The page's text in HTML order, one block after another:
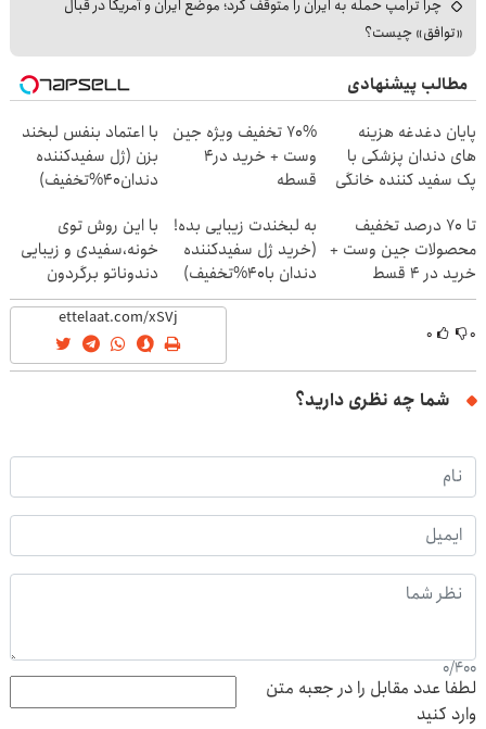
چرا ترامپ حمله به ایران را متوقف کرد؛ موضع ایران و آمریکا در قبال
«توافق» چیست؟
مطالب پیشنهادی
پایان دغدغه هزینه
های دندان پزشکی با
پک سفید کننده خانگی
70% تخفیف ویژه جین
وست + خرید در4
قسطه
با اعتماد بنفس لبخند
بزن (ژل سفیدکننده
دندان40%تخفیف)
تا 70 درصد تخفیف
محصولات جین وست +
خرید در 4 قسط
به لبخندت زیبایی بده!
(خرید ژل سفیدکننده
دندان با40%تخفیف)
با این روش توی
خونه،سفیدی و زیبایی
دندوناتو برگردون
(40%off)
۰ ۰
شما چه نظری دارید؟
0/400
لطفا عدد مقابل را در جعبه متن
وارد کنید